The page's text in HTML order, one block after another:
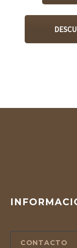
CONTACTO